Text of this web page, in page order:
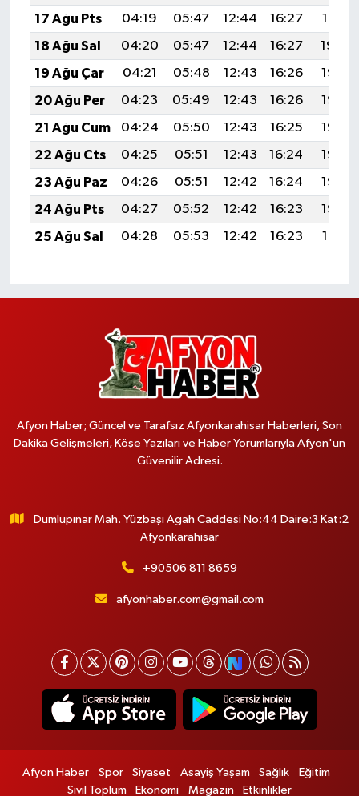
17 Ağu Pts
04:19 05:47 12:44 16:27
19:31
18 Ağu Sal
04:20 05:47 12:44 16:27
19:30
19 Ağu Çar
04:21 05:48 12:43 16:26
19:28
20 Ağu Per
04:23 05:49 12:43 16:26
19:27
21 Ağu Cum
04:24 05:50 12:43 16:25
19:26
22 Ağu Cts
04:25 05:51 12:43 16:24
19:25
23 Ağu Paz
04:26 05:51 12:42 16:24
19:23
24 Ağu Pts
04:27 05:52 12:42 16:23
19:22
25 Ağu Sal
04:28 05:53 12:42 16:23 19:21
Afyon Haber; Güncel ve Tarafsız Afyonkarahisar Haberleri, Son
Dakika Gelişmeleri, Köşe Yazıları ve Haber Yorumlarıyla Afyon'un
Güvenilir Adresi.
Dumlupınar Mah. Yüzbaşı Agah Caddesi No:44 Daire:3 Kat:2
Afyonkarahisar
+90506 811 8659
afyonhaber.com@gmail.com
Afyon Haber Spor Siyaset Asayiş Yaşam Sağlık
Eğitim
Sivil Toplum
Ekonomi Magazin Etkinlikler